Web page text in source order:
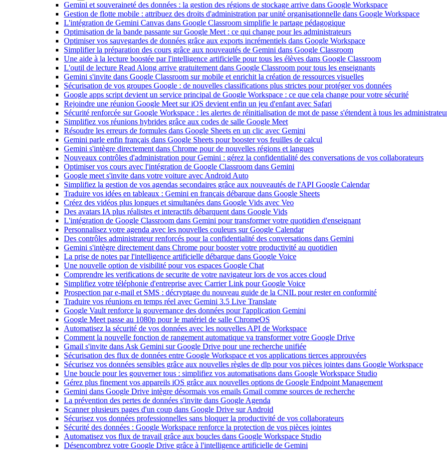
Gemini et souveraineté des données : la gestion des régions de stockage arrive dans Google Workspace
Gestion de flotte mobile : attribuez des droits d'administration par unité organisationnelle dans Google Workspace
L'intégration de Gemini Canvas dans Google Classroom simplifie le partage pédagogique
Optimisation de la bande passante sur Google Meet : ce qui change pour les administrateurs
Optimiser vos sauvegardes de données grâce aux exports incrémentiels dans Google Workspace
Simplifier la préparation des cours grâce aux nouveautés de Gemini dans Google Classroom
Une aide à la lecture boostée par l'intelligence artificielle pour tous les élèves dans Google Classroom
L'outil de lecture Read Along arrive gratuitement dans Google Classroom pour tous les enseignants
Gemini s'invite dans Google Classroom sur mobile et enrichit la création de ressources visuelles
Sécurisation de vos groupes Google : de nouvelles classifications plus strictes pour protéger vos données
Google apps script devient un service principal de Google Workspace : ce que cela change pour votre sécurité
Rejoindre une réunion Google Meet sur iOS devient enfin un jeu d'enfant avec Safari
Sécurité renforcée sur Google Workspace : les alertes de réinitialisation de mot de passe s'étendent à tous les
Simplifiez vos réunions hybrides grâce aux codes de salle Google Meet
Résoudre les erreurs de formules dans Google Sheets en un clic avec Gemini
Gemini parle enfin français dans Google Sheets pour booster vos feuilles de calcul
Gemini s'intègre directement dans Chrome pour de nouvelles régions et langues
Nouveaux contrôles d'administration pour Gemini : gérez la confidentialité des conversations de vos collaborateurs
Optimiser vos cours avec l'intégration de Google Classroom dans Gemini
Google meet s'invite dans votre voiture avec Android Auto
Simplifiez la gestion de vos agendas secondaires grâce aux nouveautés de l'API Google Calendar
Traduire vos idées en tableaux : Gemini en français débarque dans Google Sheets
Créez des vidéos plus longues et simultanées dans Google Vids avec Veo
Des avatars IA plus réalistes et interactifs débarquent dans Google Vids
L'intégration de Google Classroom dans Gemini pour transformer votre quotidien d'enseignant
Personnalisez votre agenda avec les nouvelles couleurs sur Google Calendar
Des contrôles administrateur renforcés pour la confidentialité des conversations dans Gemini
Gemini s'intègre directement dans Chrome pour booster votre productivité au quotidien
La prise de notes par l'intelligence artificielle débarque dans Google Voice
Une nouvelle option de visibilité pour vos espaces Google Chat
Comprendre les verifications de securite de votre navigateur lors de vos acces cloud
Simplifiez votre téléphonie d'entreprise avec Carrier Link pour Google Voice
Prospection par e-mail et SMS : décryptage du nouveau guide de la CNIL pour rester en conformité
Traduire vos réunions en temps réel avec Gemini 3.5 Live Translate
Google Vault renforce la gouvernance des données pour l'application Gemini
Google Meet passe au 1080p pour le matériel de salle ChromeOS
Automatisez la sécurité de vos données avec les nouvelles API de Workspace
Comment la nouvelle fonction de rangement automatique va transformer votre Google Drive
Gmail s'invite dans Ask Gemini sur Google Drive pour une recherche unifiée
Sécurisation des flux de données entre Google Workspace et vos applications tierces approuvées
Sécurisez vos données sensibles grâce aux nouvelles règles de dlp pour vos pièces jointes dans Google Workspace
Une boucle pour les gouverner tous : simplifiez vos automatisations dans Google Workspace Studio
Gérez plus finement vos appareils iOS grâce aux nouvelles options de Google Endpoint Management
Gemini dans Google Drive intègre désormais vos emails Gmail comme sources de recherche
La prévention des pertes de données s'invite dans Google Agenda
Scanner plusieurs pages d'un coup dans Google Drive sur Android
Sécurisez vos données professionnelles sans bloquer la productivité de vos collaborateurs
Sécurité des données : Google Workspace renforce la protection de vos pièces jointes
Automatisez vos flux de travail grâce aux boucles dans Google Workspace Studio
Désencombrez votre Google Drive grâce à l'intelligence artificielle de Gemini